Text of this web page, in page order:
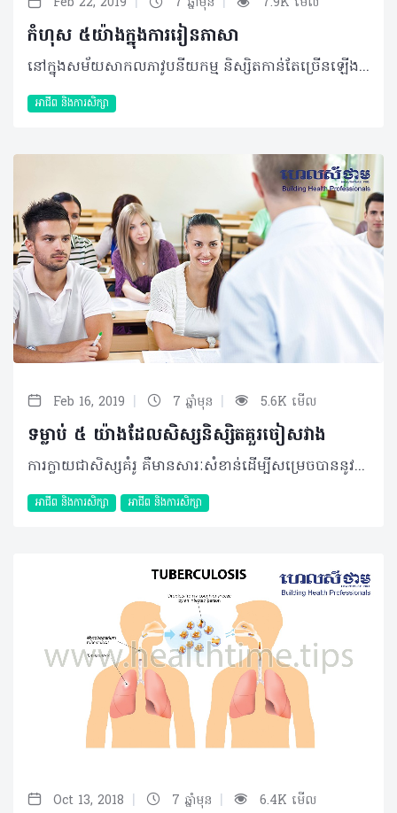
កំហុស ៥យ៉ាងក្នុងការរៀនភាសា
នៅក្នុងសម័យសាកលភាវូបនីយកម្ម និស្សិតកាន់តែច្រើនឡើងកំពុងរៀនភាសាដើម្បីបំបែកឧបសគ្គ និងប្រាស្រ័យទាក់ទងគ្នាយ៉ាងងាយស្រួលទាំងក្នុងជីវភាពរស់នៅ និងការសិក្សារបស់ពួកគេ។ ទោះជាយ៉ាងណាក៏ដោយប្រសិនបើរៀនមិនបានត្រឹមត្រូវ នោះដំណើរការនៃការរៀនសូត្រភាសាថ្មីអាចចំណាយពេលច្រើន និងខ្ជះខ្ជាយប្រាក់។ សំណាងល្អអត្ថបទនេះនឹងលម្អិតអំពីគុណវិបត្តិទាំងនោះ និងរបៀបដែលអ្នកអាចចៀសវាងពីកំហុសទាំងនោះ។ ព្យាយាមចងចាំពាក្យទាំងអស់ វាមិនអាចទៅរួចទេក្នុងការរៀន និងស្គាល់ពាក្យទាំងអស់នៃភាសាណាមួយ។សូម្បីតែអ្នកនិយាយភាសាដើមក៏មិនប្រើពាក្យទាំងអស់បានដែរ។ ជាក់ស្តែងមានតែពាក្យពី ២០០០ ទៅ៣០០០ ប៉ុណ្ណោះដែលត្រូវបានគេប្រើជាប្រចាំ។ដូច្នេះអ្នកអាចជំនួសការព្យាយាមទន្ទេញនិងរៀនពាក្យទាំងអស់នោះនិងផ្តោតអារម្មណ៍ទៅរៀនពាក្យដែលប្រើសម្រាប់ទំនាក់ទំនងប្រចាំថ្ងៃ ពាក់ព័ន្ធនឹងការសិក្សា ឬវិជ្ជាជីវៈរបស់អ្នក។ ព្យាយាមចងចាំក្បួនវេយ្យាករណ៍ ជាការពិត វេយ្យាករណ៍គឺមានសារៈសំខាន់នៅក្នុងភាសានីមួយៗ។ ទោះជាយ៉ាងណាក៏ដោយការចងចាំនូវច្បាប់ទាំងអស់របស់វាអាចមានច្រើនហើយអាចធ្វើឲ្យសិស្សមានភាពលំបាកក្នុងការសិក្សា។ ដូច្នេះកុំបង្ខំខ្លួនឯងក្នុងការចងចាំក្បួនវេយ្យាករណ៍។ អ្នកគួរយល់ឲ្យបានច្បាស់ពីភាសាដែលអ្នកកំពុងរៀន ដោយការយល់ដឹងពីវប្បធម៌របស់ភាសានោះតាមខ្សែភាពយន្ដ បទចម្រៀង ឬហ្គេម។ វិធីនេះអ្នកនឹងអាចរៀនវេយ្យាករណ៍ដោយធម្មជាតិ ។ ភ្លេចអំពីការស្តាប់ យើងចាប់ផ្តើមរៀន ភាសាដោយផ្តោតលើវាក្យសព្ទ និងវេយ្យាករណ៍។ ហើយជារឿយៗយើងហាក់មិនអើពើលើជំនាញស្តាប់នោះទេ។ ការស្តាប់ គឺជាគន្លឹះដ៏សំខាន់ក្នុងការទំនាក់ទំនង និងការយល់ដឹងពីគ្នា។ អ្នកនឹងដឹងថាការនិយាយភាសា និងការយល់ដឹងមានលក្ខណៈមិនដូចគ្នានោះទេ ដូច្នេះដើម្បីអភិវឌ្ឍជំនាញស្តាប់ អ្នកអាចមើលភាពយន្តឬ កម្មវិធីទូរទស្សន៍ (មានចំណងជើងរង) ឬស្ដាប់តន្ត្រី ឬវិទ្យុផ្សេងៗ។ ស្វែងយល់ពីប្រភពសៀវភៅតែមួយ សៀវភៅសិក្សាគឺជាការចាប់ផ្តើមដ៏ល្អមួយប៉ុន្តែពួកវានៅមានកម្រិត។ ការរៀនសូត្រពីសៀវភៅសិក្សាអាចធ្វើឲ្យអ្នកនិយាយឥតខ្ចោះ និងងាយស្រួលក្នុងការស្តាប់ ប៉ុន្តែការនិយាយតាមរយៈសៀវភៅសិក្សាអាចធ្វើឲ្យបាត់បង់សំនៀងធម្មជាតិ និងដូចជាការបង្ខំទៅវិញ។ វប្បធម៌នៃភាសានីមួយៗមិនអាចរៀនបានទាំងស្រុងពីសៀវភៅសិក្សានោះទេ ដូច្នេះបន្ថែមឲ្យសៀវភៅសិក្សា អ្នកគួរស្វែងយល់ពីការនិយាយភាសាសាមញ្ញផងដែរ។ ពឹងផ្អែកលើគ្រូបង្រៀន ដោយមិនគិតពីជំនាញអ្វីដែលអ្នកព្យាយាមរៀន ការពឹងផ្អែកលើសាលារៀនឬគ្រូបង្រៀនគឺមិនមានផលល្អឡើង។ វាជារឿងល្អដែលត្រូវមានកម្មវិធីសិក្សាដែលត្រូវបានរចនាជាពិសេស និងគ្រូបង្រៀនដើម្បីណែនាំអ្នក ប៉ុន្តែនៅទីបំផុត វាអាស្រ័យលើអ្នកទាំងស្រុង ដើម្បីស្រូបយកចំណេះដឹងទាំងនោះ។ដូច្នេះប្រសិនបើអ្នកមានអារម្មណ៍ថាសាលារៀន និងសៀវភៅសិក្សាមិនមានប្រសិទ្ធភាពសម្រាប់អ្នកទេ សូមមេត្តារៀនសូត្រពីប្រភពក្រៅ និងវេទិការៀនភាសាដទៃទៀតដែលមាន។ កត់សម្គាល់កំហុសឲ្យបានឆាប់ អាចឲ្យអ្នកកែតម្រូវបានភ្លាមៗ។ ការរៀនភាសាគឺមានសារៈសំខាន់ ប៉ុន្តែអ្នកក៏អាចធ្វើវាជាមួយបទពិសោធន៍ដ៏រីករាយផងដែរ ហើយមិនមែនជាភាពតានតឹងទេ ដូច្នេះអ្នកអាចរៀនសូត្រដោយសប្បាយចិត្ត! ©2019 រក្សាសិទ្ធិគ្រប់យ៉ាង​ដោយ Healthtime Corporation ចំពោះគ្រប់អត្ថបទដោយគ្មានផ្នែកណាមួយត្រូវបោះពុម្ពផ្សាយចូល ប្រព័ន្ធអ៊ីនធឺណែតឧបករណ៍អេឡិចត្រូនិកអាត់ជាសំឡេងឬថតចំលងគ្រប់រូបភាពដោយគ្មានការអនុញ្ញាតឡើយ
អាជីព និងការសិក្សា
Feb 16, 2019 | 7 ឆ្នាំមុន | 5.6K មើល
ទម្លាប់ ៥ យ៉ាងដែលសិស្សនិស្សិតគួរចៀសវាង
ការក្លាយជាសិស្សគំរូ គឺមានសារៈសំខាន់ដើម្បីសម្រេចបាននូវគោលដៅសិក្សារបស់អ្នក។ ទម្លាប់ដែលគ្មានប្រសិទ្ធភាពអាចនាំឱ្យមានលទ្ធផលមិនល្អ ទោះបីជាអ្នកចំណាយពេលវេលាច្រើនយ៉ាងណាក្ដី។ អត្ថបទនេះនឹងបង្ហាញអ្នកនូវមធ្យោបាយមួយចំនួនស្តីពីវិធីចៀសវាងពីទម្លាប់មិនល្អ នៅពេលដែលអ្នកសិក្សា៖ ១. ចាប់ផ្តើមវគ្គសិក្សាដោយគ្មានគ្រោងការ ដំណោះស្រាយ៖ គ្រោងការគឺសំខាន់ណាស់ក្នុងការសិក្សា។ គូសបញ្ជាក់ពីអ្វី ដែលអ្នកចង់បានពីការសិក្សារបស់អ្នក និងកំណត់គោលដៅសម្រាប់ការសិក្សានីមួយៗ។ ជាឧទាហរណ៍ នៅក្នុងវគ្គសិក្សាមួយលើសម័យប្រវត្តិសាស្រ្តនៃយុគសម័យថ្ម យើងអាចរំពឹងថាសិស្សនឹងទទួលបានការយល់ដឹងជាទូទៅអំពីរយៈពេលនោះ។ ២. រង់ចាំរហូតដល់នាទីចុងក្រោយដើម្បីចាប់ផ្តើមកិច្ចការ ដំណោះស្រាយ៖ ជាថ្មីម្តងទៀត គ្រោងការជាចំណុចចសំខាន់។ ការចាត់ចែងការងារនីមួយៗត្រូវមានមូលដ្ឋានលើកាលបរិច្ឆេទ និងអាទិភាព។ ការពន្យារពេលរហូតដល់ថ្ងៃផុតកំណត់នឹងប៉ះពាល់ដល់គុណភាពនៃការងាររបស់អ្នកដែលនឹងទាញមធ្យមភាគចុះ។ ឧទាហរណ៍ សូម្បីតែកំហុសឆ្គងតូចៗ (ដូចជាវេយ្យាករណ៍ ឬការប្រើប្រាស់ឈ្មោះជាដើម) នឹងត្រូវចាត់ទុកជាកំហុសពេញលេញ។ ៣. ត្រូវបានរំខានដោយប្រព័ន្ធផ្សព្វផ្សាយសង្គម និងស្មាតហ្វូន ដំណោះស្រាយ៖ សូម បិទរាល់ឧបករណ៍អេឡិចត្រូនិចទាំងអស់ អំឡុងពេលសិក្សា។ ចៀសវាងការប្រើឧបករណ៍អេឡិចត្រូនិកជាសម្ភារសិក្សា ឬជាសម្ភារគាំទ្រ។ ថ្វីបើឧបករណ៍អេឡិចត្រូនិចអាចមានប្រយោជន៍ក៏ដោយ វាអាចរំខានដល់ការសិក្សា ដោយទាក់ទាញអ្នកទៅការកម្សាន្ត ឬប្រព័ន្ធផ្សព្វផ្សាយសង្គមផងដែរ។ វាជាការល្អបំផុតដើម្បីចៀសវាងឧបករណ៍ទាំងអស់នោះនៅអំឡុងពេលសិក្សារបស់អ្នក។ ៤. ខំប្រឹងនៅវិនាទីចុងក្រោយ ដំណោះស្រាយ៖ វាជាវិទ្យាសាស្ត្រ។ អ្នកគួររៀនម្តងបន្តិចៗជាប្រចាំ ជាជាងបង្ខំខ្លួនឯងឲ្យចងចាំគ្រប់យ៉ាងក្នុងរយៈពេលខ្លី ពីព្រោះវាមានប្រសិទ្ធភាពជាងនិងអាចជួយអ្នកចងចាំកាន់តែច្រើន។ ៥. សិក្សាដើម្បីចងចាំមិនត្រូវយល់ ដំណោះស្រាយ៖ ការចងចាំគ្រាន់តែជាការបណ្តោះអាសន្នប៉ុណ្ណោះ។ ការយល់ដឹងគឺជាអចិន្ត្រៃយ៍។ បង្កើតផែនទីគំនិតមួយ ហើយអ្នកនឹងបង្កើតរូបភាពធំជាងមុន។ វិធីនោះអ្នកនឹងយល់វាយ៉ាងងាយស្រួល ហើយចាប់ពីពេលនេះតទៅ អ្នកនឹងចងចាំវាជាអចិន្ត្រៃយ៍។ រាល់មនុស្សម្នាក់ៗមានកង្វះ និងវិធីសាស្រ្តប្លែកៗអំពីការរៀនសូត្រ។ ទាំងបីជាយ៉ាងណាក្ដី យើងមានគោលដៅដូចគ្នា ពោលគឺ លទ្ធផលសិក្សាជោគជ័យដែលយើងទាំងអស់គ្នាចង់បាន។ ព្យាយាមកែតម្រូវការសិក្សារបស់អ្នកបន្តិចម្តងៗ ហើយអ្នកនឹងឃើញភាពប្រសើរឡើង។ ដូចពាក្យចាស់និយាយថា "ធ្វើការឆ្លាត កុំធ្វើការពិបាក"។ ©2019 រក្សាសិទ្ធិគ្រប់យ៉ាង​ដោយ Healthtime Corporation ចំពោះគ្រប់អត្ថបទដោយគ្មានផ្នែកណាមួយត្រូវបោះពុម្ពផ្សាយចូល ប្រព័ន្ធអ៊ីនធឺណែតឧបករណ៍អេឡិចត្រូនិកអាត់ជាសំឡេងឬថតចំលងគ្រប់រូបភាពដោយគ្មានការអនុញ្ញាតឡើយ
អាជីព និងការសិក្សា អាជីព និងការសិក្សា
Oct 13, 2018 | 7 ឆ្នាំមុន | 6.4K មើល